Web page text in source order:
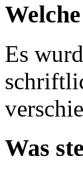
Es
Was